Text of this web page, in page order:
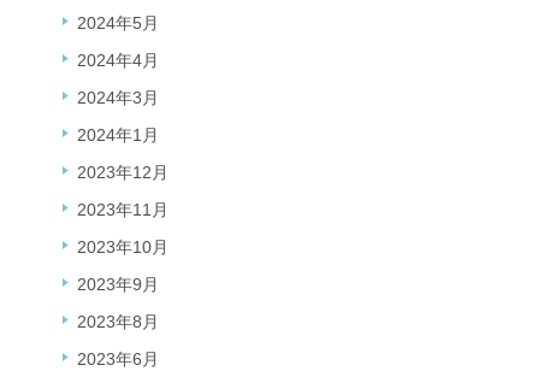
2024年5月
2024年4月
2024年3月
2024年1月
2023年12月
2023年11月
2023年10月
2023年9月
2023年8月
2023年6月